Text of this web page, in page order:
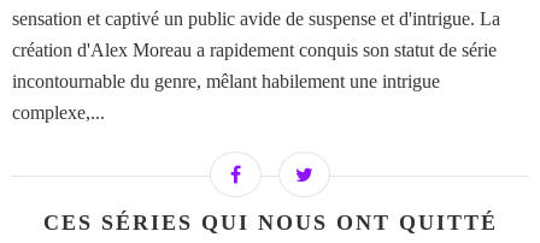
sensation et captivé un public avide de suspense et d'intrigue. La
création d'Alex Moreau a rapidement conquis son statut de série
incontournable du genre, mêlant habilement une intrigue
complexe,...
CES SÉRIES QUI NOUS ONT QUITTÉ